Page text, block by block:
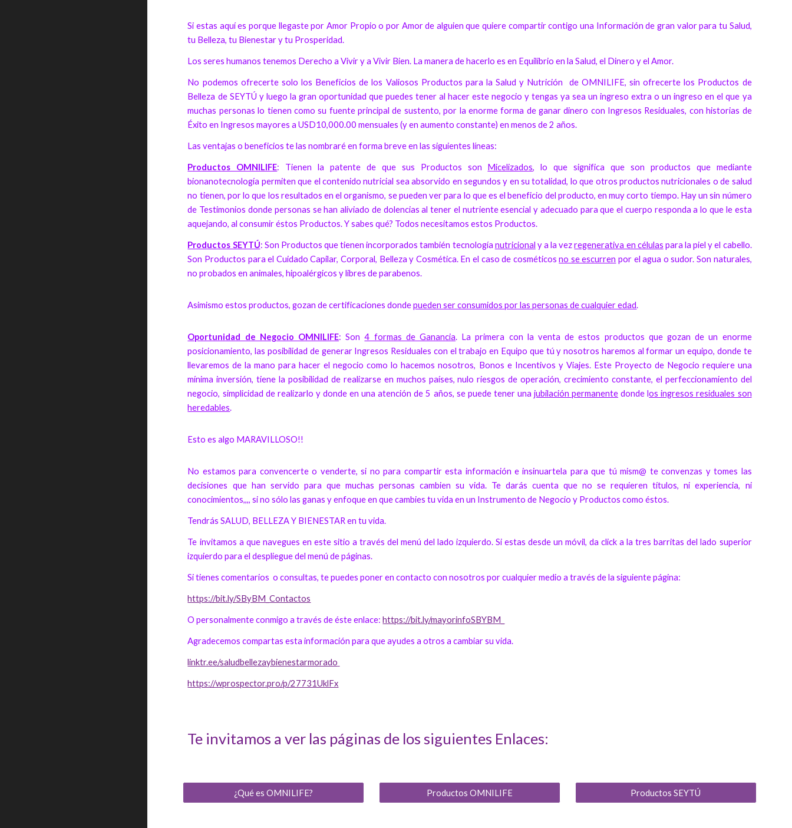
Si estas aquí es porque llegaste por Amor Propio o por Amor de alguien que quiere compartir contigo una Información de gran valor para tu Salud,
tu Belleza, tu Bienestar y tu Prosperidad.
Los seres humanos tenemos Derecho a Vivir y a Vivir Bien. La manera de hacerlo es en Equilibrio en la Salud, el Dinero y el Amor.
No podemos ofrecerte solo los Beneficios de los Valiosos Productos para la Salud y Nutrición de OMNILIFE, sin ofrecerte los Productos de
Belleza de SEYTÚ y luego la gran oportunidad que puedes tener al hacer este negocio y tengas ya sea un ingreso extra o un ingreso en el que ya
muchas personas lo tienen como su fuente principal de sustento, por la enorme forma de ganar dinero con Ingresos Residuales, con historias de
Éxito en Ingresos mayores a USD10,000.00 mensuales (y en aumento constante) en menos de 2 años.
Las ventajas o beneficios te las nombraré en forma breve en las siguientes líneas:
Productos OMNILIFE: Tienen la patente de que sus Productos son Micelizados, lo que significa que son productos que mediante
bionanotecnología permiten que el contenido nutricial sea absorvido en segundos y en su totalidad, lo que otros productos nutricionales o de salud
no tienen, por lo que los resultados en el organismo, se pueden ver para lo que es el beneficio del producto, en muy corto tiempo. Hay un sin número
de Testimonios donde personas se han aliviado de dolencias al tener el nutriente esencial y adecuado para que el cuerpo responda a lo que le esta
aquejando, al consumir éstos Productos. Y sabes qué? Todos necesitamos estos Productos.
Productos SEYTÚ: Son Productos que tienen incorporados también tecnología nutricional y a la vezregenerativa en células para la piel y el cabello.
Son Productos para el Cuidado Capilar, Corporal, Belleza y Cosmética. En el caso de cosméticosno se escurren por el agua o sudor. Son naturales,
no probados en animales, hipoalérgicos y libres de parabenos.
Asimismo estos productos, gozan de certificaciones dondepueden ser consumidos por las personas de cualquier edad.
Oportunidad de Negocio OMNILIFE: Son4 formas de Ganancia. La primera con la venta de estos productos que gozan de un enorme
posicionamiento, las posibilidad de generar Ingresos Residuales con el trabajo en Equipo que tú y nosotros haremos al formar un equipo, donde te
llevaremos de la mano para hacer el negocio como lo hacemos nosotros, Bonos e Incentivos y Viajes. Este Proyecto de Negocio requiere una
mínima inversión, tiene la posibilidad de realizarse en muchos países, nulo riesgos de operación, crecimiento constante, el perfeccionamiento del
negocio, simplicidad de realizarlo y donde en una atención de 5 años, se puede tener una jubilación permanente donde los ingresos residuales son
heredables.
Esto es algo MARAVILLOSO!!
No estamos para convencerte o venderte, si no para compartir esta información e insinuartela para que tú mism@ te convenzas y tomes las
decisiones que han servido para que muchas personas cambien su vida. Te darás cuenta que no se requieren títulos, ni experiencia, ni
conocimientos,,,, si no sólo las ganas y enfoque en que cambies tu vida en un Instrumento de Negocio y Productos como éstos.
Tendrás SALUD, BELLEZA Y BIENESTAR en tu vida.
Te invitamos a que navegues en este sitio a través del menú del lado izquierdo. Si estas desde un móvil, da click a la tres barritas del lado superior
izquierdo para el despliegue del menú de páginas.
Si tienes comentarios o consultas, te puedes poner en contacto con nosotros por cualquier medio a través de la siguiente página:
https://bit.ly/SByBM_Contactos
O personalmente conmigo a través de éste enlace:https://bit.ly/mayorinfoSBYBM_
Agradecemos compartas esta información para que ayudes a otros a cambiar su vida.
linktr.ee/saludbellezaybienestarmorado
https://wprospector.pro/p/27731UklFx
Te invitamos a ver las páginas de los siguientes Enlaces:
¿Qué es OMNILIFE? Productos OMNILIFE Productos SEYTÚ